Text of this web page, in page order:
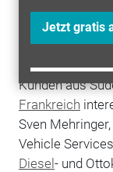
Jetzt gratis
Das
durch die
„Diese
Kunden aus
Frankreich
Sven
Vehicle
Diesel- und